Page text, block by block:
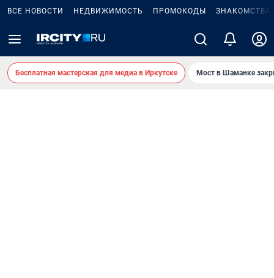
ВСЕ НОВОСТИ НЕДВИЖИМОСТЬ ПРОМОКОДЫ ЗНАКОМСТВА
Бесплатная мастерская для медиа в Иркутске Мост в Шаманке